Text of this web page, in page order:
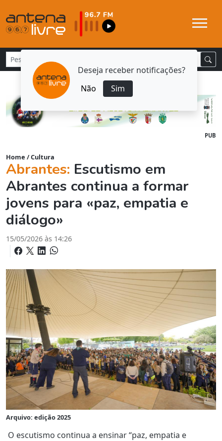
Deseja receber notificações?
Não
Sim
PUB
Home /Cultura
Abrantes: Escutismo em
Abrantes continua a formar
jovens para «paz, empatia e
diálogo»
15/05/2026 às 14:26
Arquivo: edição 2025
O escutismo continua a ensinar “paz, empatia e